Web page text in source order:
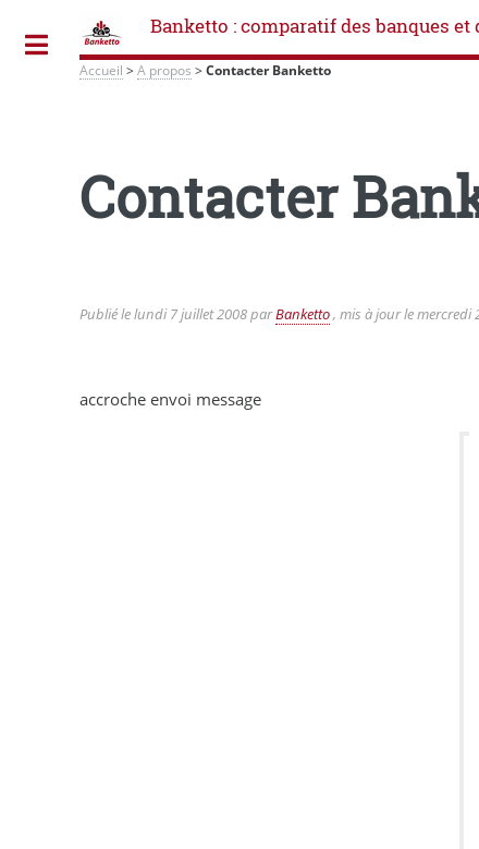
Banketto : comparatif des banques et
Accueil >A propos >Contacter Banketto
Contacter
Publié lelundi 7 juillet 2008parBanketto, mis à jour lemercredi
accroche envoi message
Toggle